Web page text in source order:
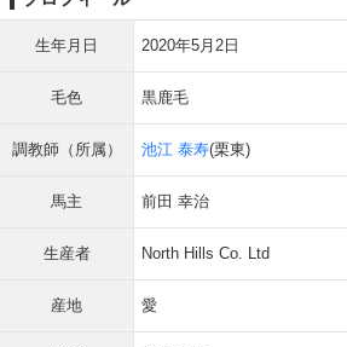
生年月日 2020年5月2日
毛色 黒鹿毛
調教師（所属） 池江 泰寿(栗東)
馬主 前田 幸治
生産者 North Hills Co. Ltd
産地 愛